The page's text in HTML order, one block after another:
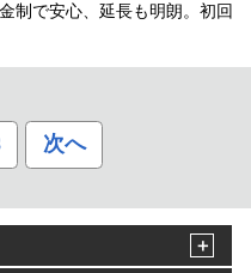
制で安心、延長も明朗。初回
次へ